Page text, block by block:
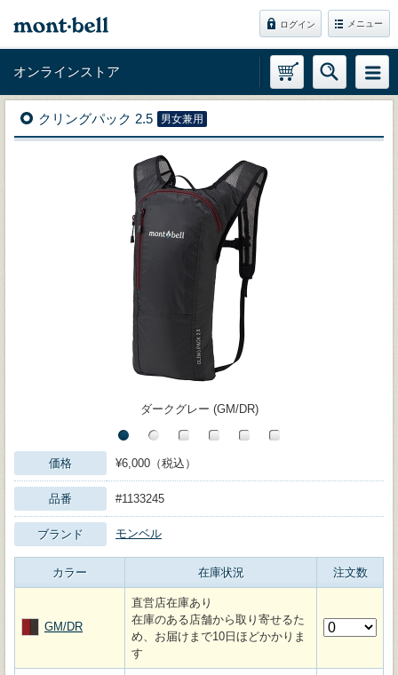
ログイン メニュー
オンラインストア
クリングパック 2.5 男女兼用
ダークグレー (GM/DR)
価格 ¥6,000（税込）
品番 #1133245
ブランド モンベル
カラー 在庫状況 注文数
GM/DR
直営店在庫あり
在庫のある店舗から取り寄せるた
め、お届けまで10日ほどかかりま
す